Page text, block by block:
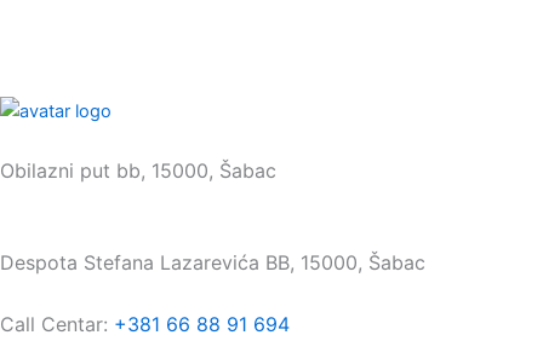
Obilazni put bb, 15000, Šabac
Despota Stefana Lazarevića BB, 15000, Šabac
Call Centar: +381 66 88 91 694